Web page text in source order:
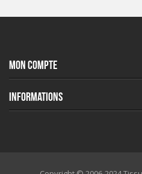
MON COMPTE
INFORMATIONS